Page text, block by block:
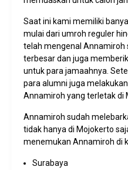
Saat ini kami memiliki
mulai dari umroh reguler
telah mengenal Annamiroh
terbesar dan juga
untuk para jamaahnya.
para alumni juga
Annamiroh yang terletak di
Annamiroh sudah
tidak hanya di Mojokerto
menemukan Annamiroh di
Surabaya